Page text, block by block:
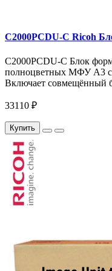
C2000PCDU-С Ricoh
C2000PCDU-C Блок
полноцветных МФУ A3
Включает совмещённый
33110 ₽
Купить